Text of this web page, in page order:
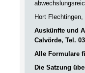
Hort
Auskünfte und
Calvörde, Tel.
Alle Formulare
Die Satzung